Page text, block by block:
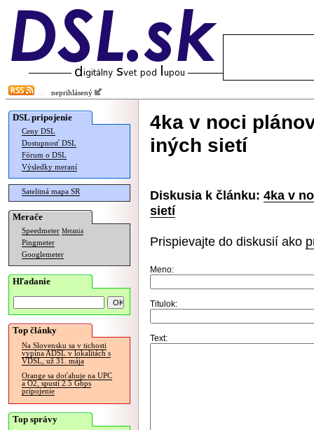
neprihlásený
DSL pripojenie
Ceny DSL
Dostupnosť DSL
Fórum o DSL
Výsledky meraní
Satelitná mapa SR
Merače
Speedmeter Merania
Pingmeter
Googlemeter
Hľadanie
Top články
Na Slovensku sa v tichosti
vypína ADSL v lokalitách s
VDSL, už 31. mája
Orange sa doťahuje na UPC
a O2, spustí 2.5 Gbps
pripojenie
Top správy
4ka v noci
iných sietí
Diskusia k článku: 4ka v
sietí
Prispievajte do diskusií ako
Meno:
Titulok:
Text: